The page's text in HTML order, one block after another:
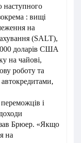
наступного
: вищі
на
(SALT),
доларів США
на чайові,
роботу та
автокредитами,
і
Брюер. «Якщо
на